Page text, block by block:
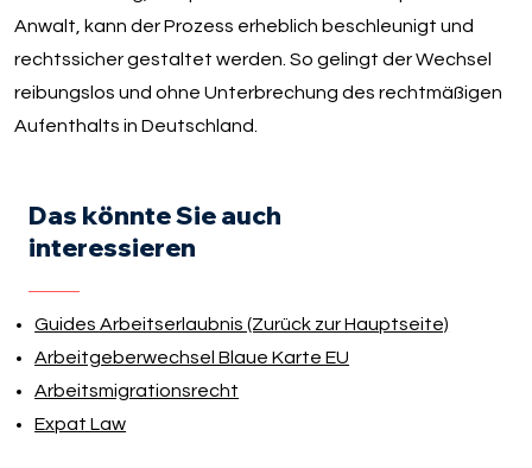
Anwalt, kann der Prozess erheblich beschleunigt und
rechtssicher gestaltet werden. So gelingt der Wechsel
reibungslos und ohne Unterbrechung des rechtmäßigen
Aufenthalts in Deutschland.
Das könnte Sie auch
interessieren
Guides Arbeitserlaubnis (Zurück zur Hauptseite)
Arbeitgeberwechsel Blaue Karte EU
Arbeitsmigrationsrecht
Expat Law